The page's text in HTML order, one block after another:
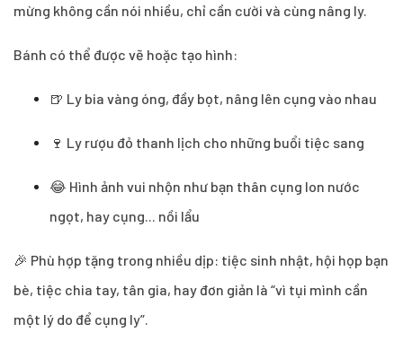
mừng không cần nói nhiều, chỉ cần cười và cùng nâng ly.
Bánh có thể được vẽ hoặc tạo hình:
🍺 Ly bia vàng óng, đầy bọt, nâng lên cụng vào nhau
🍷 Ly rượu đỏ thanh lịch cho những buổi tiệc sang
😂 Hình ảnh vui nhộn như bạn thân cụng lon nước
ngọt, hay cụng... nồi lẩu
🎉 Phù hợp tặng trong nhiều dịp: tiệc sinh nhật, hội họp bạn
bè, tiệc chia tay, tân gia, hay đơn giản là “vì tụi mình cần
một lý do để cụng ly”.